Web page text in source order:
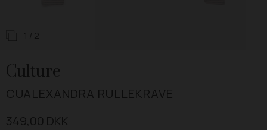
1 / 2
Culture
CUALEXANDRA RULLEKRAVE
349,00 DKK